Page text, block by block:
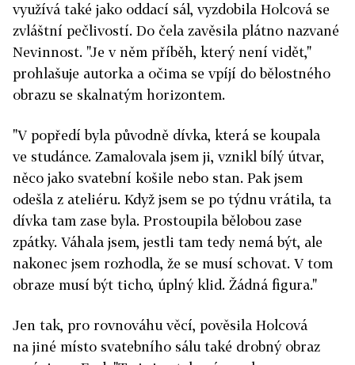
využívá také jako oddací sál, vyzdobila Holcová se
zvláštní pečlivostí. Do čela zavěsila plátno nazvané
Nevinnost. "Je v něm příběh, který není vidět,"
prohlašuje autorka a očima se vpíjí do bělostného
obrazu se skalnatým horizontem.
"V popředí byla původně dívka, která se koupala
ve studánce. Zamalovala jsem ji, vznikl bílý útvar,
něco jako svatební košile nebo stan. Pak jsem
odešla z ateliéru. Když jsem se po týdnu vrátila, ta
dívka tam zase byla. Prostoupila bělobou zase
zpátky. Váhala jsem, jestli tam tedy nemá být, ale
nakonec jsem rozhodla, že se musí schovat. V tom
obraze musí být ticho, úplný klid. Žádná figura."
Jen tak, pro rovnováhu věcí, pověsila Holcová
na jiné místo svatebního sálu také drobný obraz